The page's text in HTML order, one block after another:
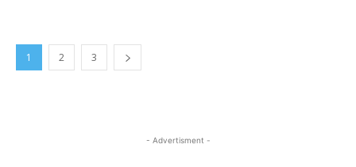
1 2 3
- Advertisment -